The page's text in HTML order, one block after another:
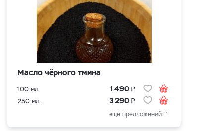
Масло чёрного тмина
100 мл. 1 490₽
250 мл. 3 290₽
еще предложений: 1